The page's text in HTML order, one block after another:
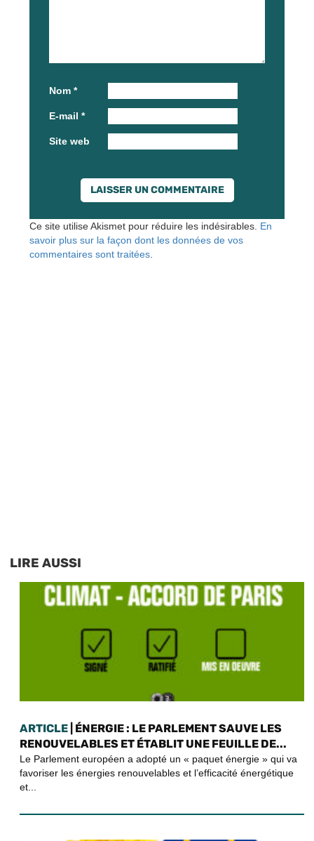
Nom *
E-mail *
Site web
Ce site utilise Akismet pour réduire les indésirables. En
savoir plus sur la façon dont les données de vos
commentaires sont traitées.
LIRE AUSSI
ARTICLE | ÉNERGIE : LE PARLEMENT SAUVE LES
RENOUVELABLES ET ÉTABLIT UNE FEUILLE DE...
Le Parlement européen a adopté un « paquet énergie » qui va
favoriser les énergies renouvelables et l’efficacité énergétique
et...